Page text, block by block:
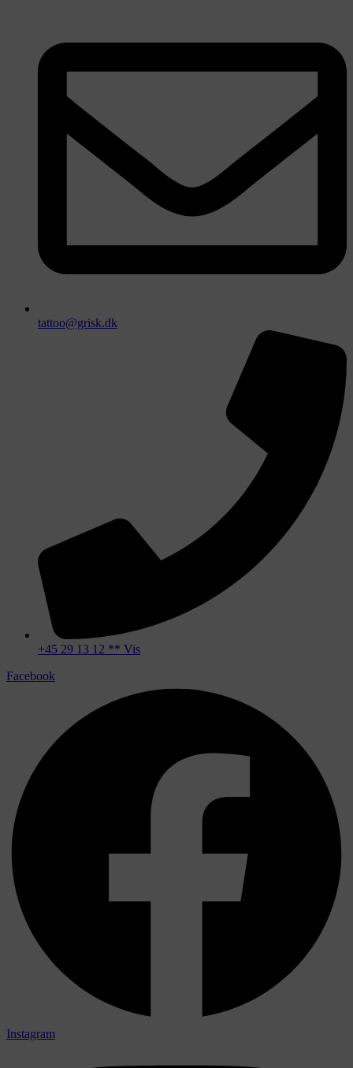
tattoo@grisk.dk
+45 29 13 12 ** Vis
Facebook
Instagram